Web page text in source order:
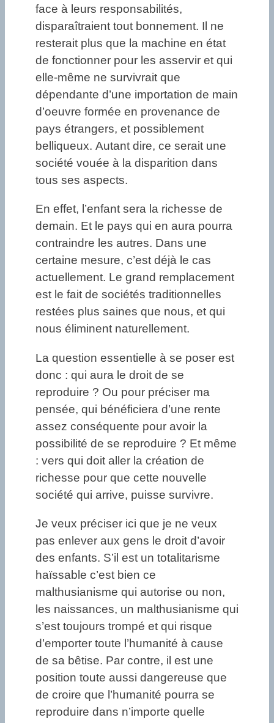
face à leurs responsabilités,
disparaîtraient tout bonnement. Il ne
resterait plus que la machine en état
de fonctionner pour les asservir et qui
elle-même ne survivrait que
dépendante d’une importation de main
d’oeuvre formée en provenance de
pays étrangers, et possiblement
belliqueux. Autant dire, ce serait une
société vouée à la disparition dans
tous ses aspects.
En effet, l’enfant sera la richesse de
demain. Et le pays qui en aura pourra
contraindre les autres. Dans une
certaine mesure, c’est déjà le cas
actuellement. Le grand remplacement
est le fait de sociétés traditionnelles
restées plus saines que nous, et qui
nous éliminent naturellement.
La question essentielle à se poser est
donc : qui aura le droit de se
reproduire ? Ou pour préciser ma
pensée, qui bénéficiera d’une rente
assez conséquente pour avoir la
possibilité de se reproduire ? Et même
: vers qui doit aller la création de
richesse pour que cette nouvelle
société qui arrive, puisse survivre.
Je veux préciser ici que je ne veux
pas enlever aux gens le droit d’avoir
des enfants. S’il est un totalitarisme
haïssable c’est bien ce
malthusianisme qui autorise ou non,
les naissances, un malthusianisme qui
s’est toujours trompé et qui risque
d’emporter toute l’humanité à cause
de sa bêtise. Par contre, il est une
position toute aussi dangereuse que
de croire que l’humanité pourra se
reproduire dans n’importe quelle